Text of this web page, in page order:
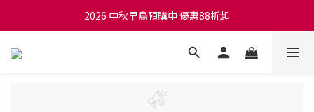
2026 中秋早鳥預購中 優惠88折起